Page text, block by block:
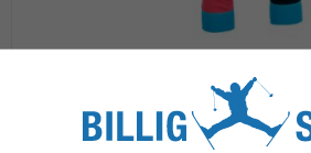
Kask ONE PIECE pige